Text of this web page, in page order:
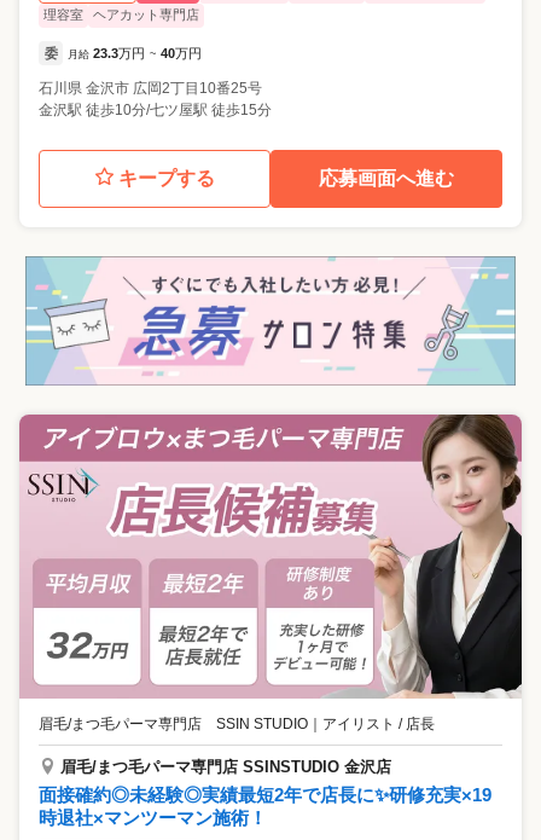
理容室
ヘアカット専門店
委 月給 23.3万円 ~ 40万円
石川県 金沢市 広岡2丁目10番25号
金沢駅 徒歩10分/七ツ屋駅 徒歩15分
キープする 応募画面へ進む
眉毛/まつ毛パーマ専門店 SSIN STUDIO ｜ アイリスト / 店長
眉毛/まつ毛パーマ専門店 SSINSTUDIO 金沢店
面接確約◎未経験◎実績最短2年で店長に✨研修充実×19
時退社×マンツーマン施術！